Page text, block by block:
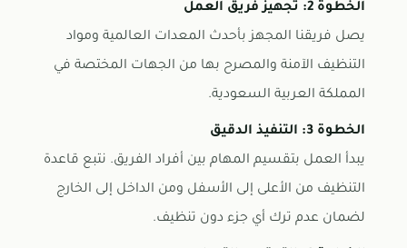
الخطوة 2: تجهيز فريق العمل
يصل فريقنا المجهز بأحدث المعدات العالمية ومواد
التنظيف الآمنة والمصرح بها من الجهات المختصة في
المملكة العربية السعودية.
الخطوة 3: التنفيذ الدقيق
يبدأ العمل بتقسيم المهام بين أفراد الفريق. نتبع قاعدة
التنظيف من الأعلى إلى الأسفل ومن الداخل إلى الخارج
لضمان عدم ترك أي جزء دون تنظيف.